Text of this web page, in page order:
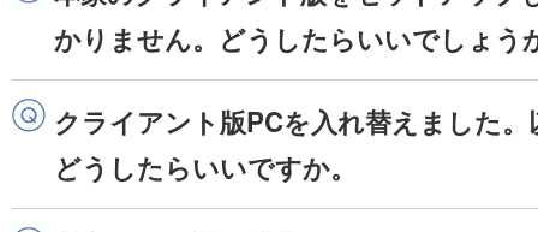
かりません。どうしたらいいでしょう
クライアント版PCを入れ替えました
どうしたらいいですか。